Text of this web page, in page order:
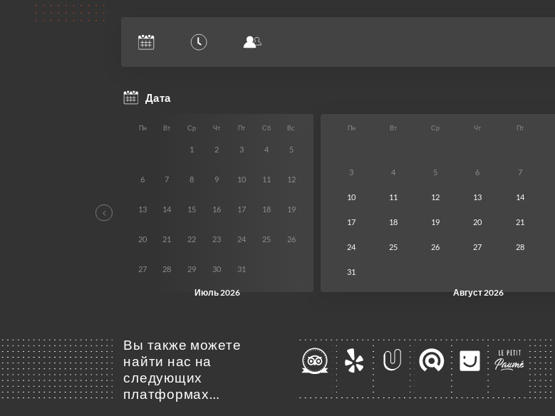
Вы также можете
найти нас на
следующих
платформах…